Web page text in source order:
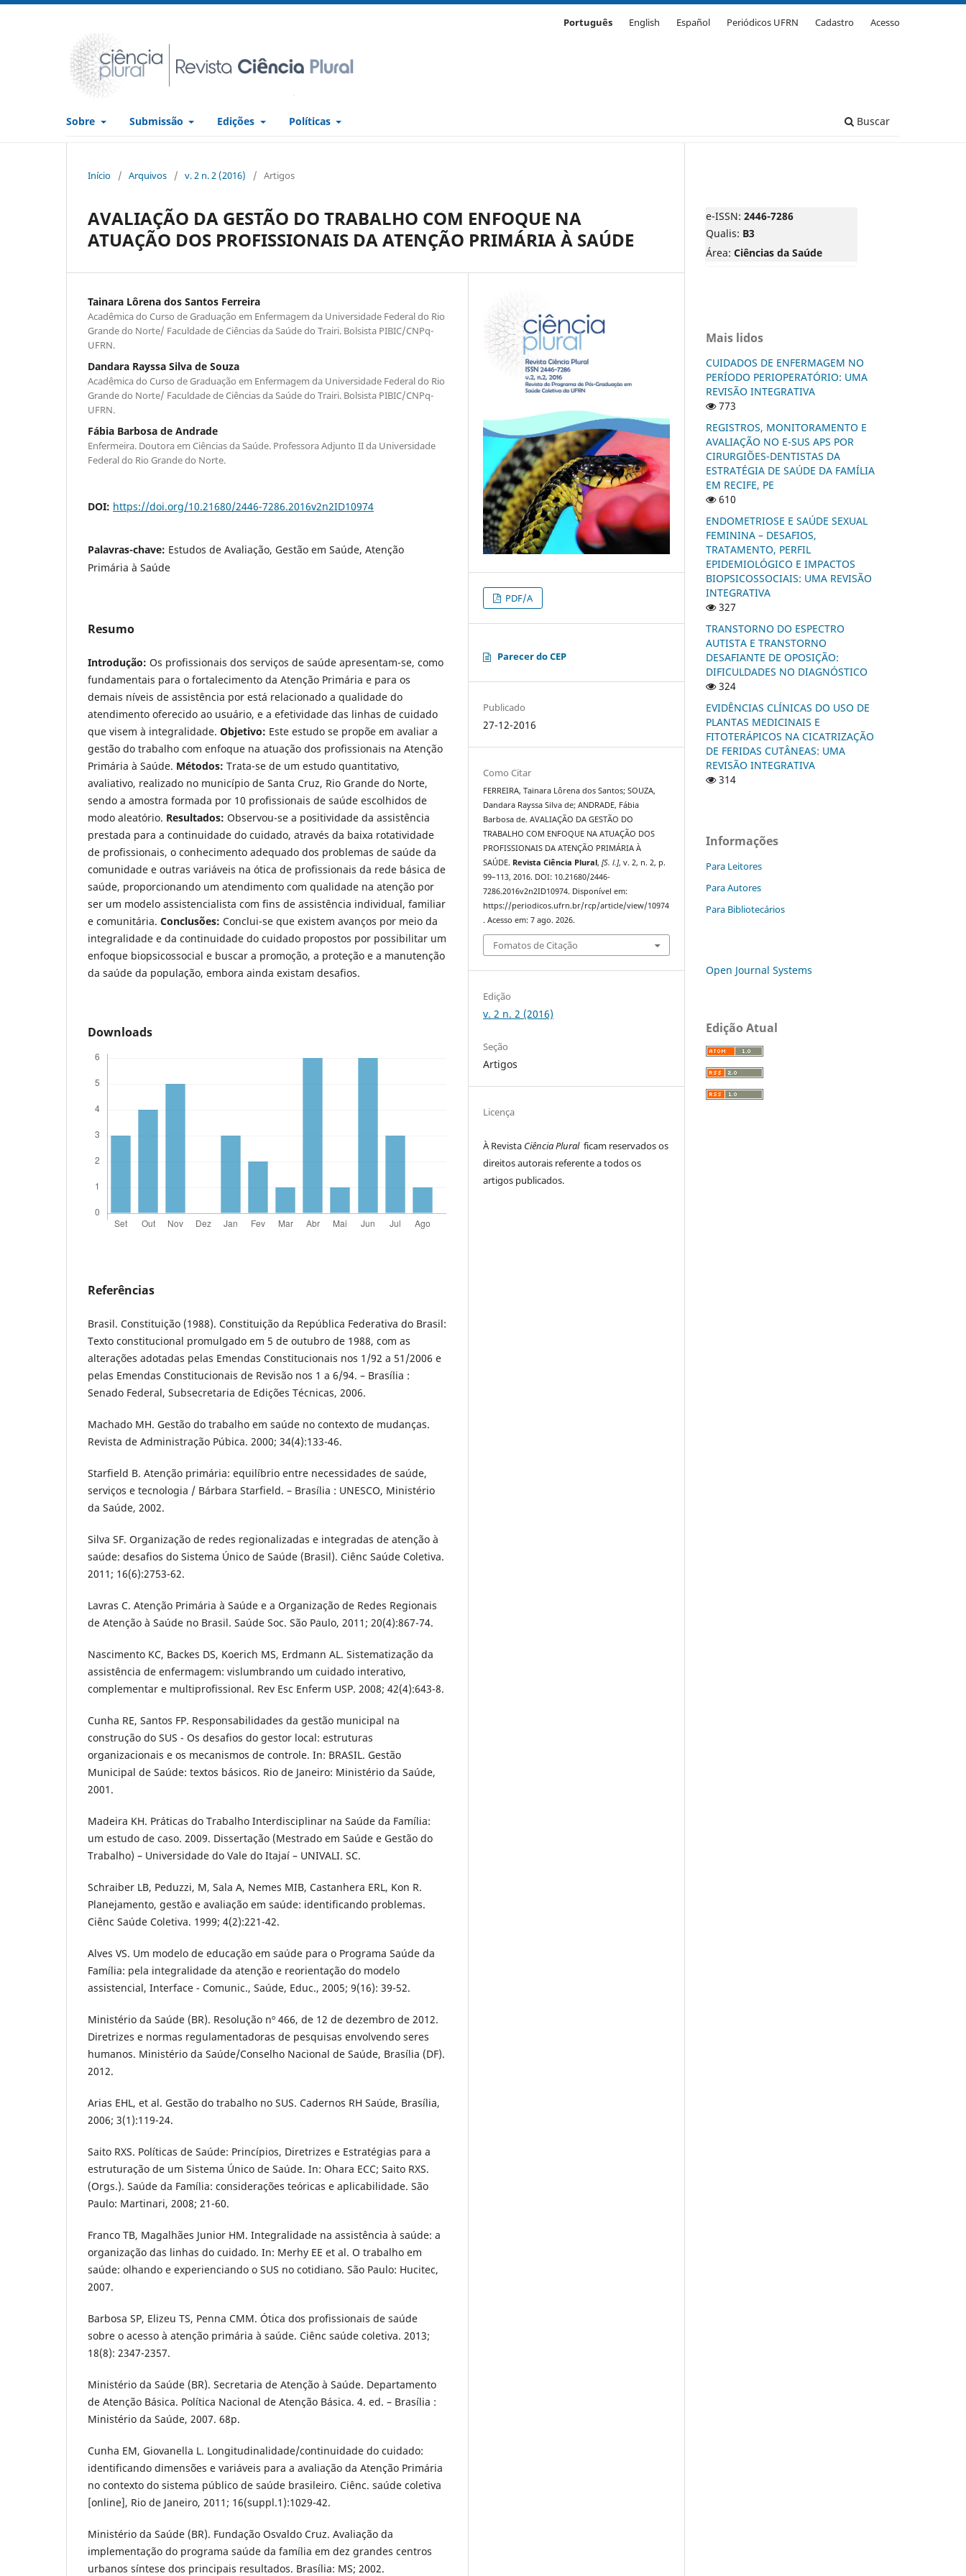
Sobre Submissão Edições Políticas Buscar
Português English Español Periódicos UFRN Cadastro Acesso
Início / Arquivos / v. 2 n. 2 (2016) / Artigos
AVALIAÇÃO DA GESTÃO DO TRABALHO COM ENFOQUE NA
ATUAÇÃO DOS PROFISSIONAIS DA ATENÇÃO PRIMÁRIA À SAÚDE
Tainara Lôrena dos Santos Ferreira
Acadêmica do Curso de Graduação em Enfermagem da Universidade Federal do Rio
Grande do Norte/ Faculdade de Ciências da Saúde do Trairi. Bolsista PIBIC/CNPq-
UFRN.
Dandara Rayssa Silva de Souza
Acadêmica do Curso de Graduação em Enfermagem da Universidade Federal do Rio
Grande do Norte/ Faculdade de Ciências da Saúde do Trairi. Bolsista PIBIC/CNPq-
UFRN.
Fábia Barbosa de Andrade
Enfermeira. Doutora em Ciências da Saúde. Professora Adjunto II da Universidade
Federal do Rio Grande do Norte.
DOI: https://doi.org/10.21680/2446-7286.2016v2n2ID10974
Palavras-chave: Estudos de Avaliação, Gestão em Saúde, Atenção
Primária à Saúde
Resumo
Introdução: Os profissionais dos serviços de saúde apresentam-se, como
fundamentais para o fortalecimento da Atenção Primária e para os
demais níveis de assistência por está relacionado a qualidade do
atendimento oferecido ao usuário, e a efetividade das linhas de cuidado
que visem à integralidade. Objetivo: Este estudo se propõe em avaliar a
gestão do trabalho com enfoque na atuação dos profissionais na Atenção
Primária à Saúde. Métodos: Trata-se de um estudo quantitativo,
avaliativo, realizado no município de Santa Cruz, Rio Grande do Norte,
sendo a amostra formada por 10 profissionais de saúde escolhidos de
modo aleatório. Resultados: Observou-se a positividade da assistência
prestada para a continuidade do cuidado, através da baixa rotatividade
de profissionais, o conhecimento adequado dos problemas de saúde da
comunidade e outras variáveis na ótica de profissionais da rede básica de
saúde, proporcionando um atendimento com qualidade na atenção por
ser um modelo assistencialista com fins de assistência individual, familiar
e comunitária. Conclusões: Conclui-se que existem avanços por meio da
integralidade e da continuidade do cuidado propostos por possibilitar um
enfoque biopsicossocial e buscar a promoção, a proteção e a manutenção
da saúde da população, embora ainda existam desafios.
Downloads
Referências
Brasil. Constituição (1988). Constituição da República Federativa do Brasil:
Texto constitucional promulgado em 5 de outubro de 1988, com as
alterações adotadas pelas Emendas Constitucionais nos 1/92 a 51/2006 e
pelas Emendas Constitucionais de Revisão nos 1 a 6/94. – Brasília :
Senado Federal, Subsecretaria de Edições Técnicas, 2006.
Machado MH. Gestão do trabalho em saúde no contexto de mudanças.
Revista de Administração Púbica. 2000; 34(4):133-46.
Starfield B. Atenção primária: equilíbrio entre necessidades de saúde,
serviços e tecnologia / Bárbara Starfield. – Brasília : UNESCO, Ministério
da Saúde, 2002.
Silva SF. Organização de redes regionalizadas e integradas de atenção à
saúde: desafios do Sistema Único de Saúde (Brasil). Ciênc Saúde Coletiva.
2011; 16(6):2753-62.
Lavras C. Atenção Primária à Saúde e a Organização de Redes Regionais
de Atenção à Saúde no Brasil. Saúde Soc. São Paulo, 2011; 20(4):867-74.
Nascimento KC, Backes DS, Koerich MS, Erdmann AL. Sistematização da
assistência de enfermagem: vislumbrando um cuidado interativo,
complementar e multiprofissional. Rev Esc Enferm USP. 2008; 42(4):643-8.
Cunha RE, Santos FP. Responsabilidades da gestão municipal na
construção do SUS - Os desafios do gestor local: estruturas
organizacionais e os mecanismos de controle. In: BRASIL. Gestão
Municipal de Saúde: textos básicos. Rio de Janeiro: Ministério da Saúde,
2001.
Madeira KH. Práticas do Trabalho Interdisciplinar na Saúde da Família:
um estudo de caso. 2009. Dissertação (Mestrado em Saúde e Gestão do
Trabalho) – Universidade do Vale do Itajaí – UNIVALI. SC.
Schraiber LB, Peduzzi, M, Sala A, Nemes MIB, Castanhera ERL, Kon R.
Planejamento, gestão e avaliação em saúde: identificando problemas.
Ciênc Saúde Coletiva. 1999; 4(2):221-42.
Alves VS. Um modelo de educação em saúde para o Programa Saúde da
Família: pela integralidade da atenção e reorientação do modelo
assistencial, Interface - Comunic., Saúde, Educ., 2005; 9(16): 39-52.
Ministério da Saúde (BR). Resolução nº 466, de 12 de dezembro de 2012.
Diretrizes e normas regulamentadoras de pesquisas envolvendo seres
humanos. Ministério da Saúde/Conselho Nacional de Saúde, Brasília (DF).
2012.
Arias EHL, et al. Gestão do trabalho no SUS. Cadernos RH Saúde, Brasília,
2006; 3(1):119-24.
Saito RXS. Políticas de Saúde: Princípios, Diretrizes e Estratégias para a
estruturação de um Sistema Único de Saúde. In: Ohara ECC; Saito RXS.
(Orgs.). Saúde da Família: considerações teóricas e aplicabilidade. São
Paulo: Martinari, 2008; 21-60.
Franco TB, Magalhães Junior HM. Integralidade na assistência à saúde: a
organização das linhas do cuidado. In: Merhy EE et al. O trabalho em
saúde: olhando e experienciando o SUS no cotidiano. São Paulo: Hucitec,
2007.
Barbosa SP, Elizeu TS, Penna CMM. Ótica dos profissionais de saúde
sobre o acesso à atenção primária à saúde. Ciênc saúde coletiva. 2013;
18(8): 2347-2357.
Ministério da Saúde (BR). Secretaria de Atenção à Saúde. Departamento
de Atenção Básica. Política Nacional de Atenção Básica. 4. ed. – Brasília :
Ministério da Saúde, 2007. 68p.
Cunha EM, Giovanella L. Longitudinalidade/continuidade do cuidado:
identificando dimensões e variáveis para a avaliação da Atenção Primária
no contexto do sistema público de saúde brasileiro. Ciênc. saúde coletiva
[online], Rio de Janeiro, 2011; 16(suppl.1):1029-42.
Ministério da Saúde (BR). Fundação Osvaldo Cruz. Avaliação da
implementação do programa saúde da família em dez grandes centros
urbanos síntese dos principais resultados. Brasília: MS; 2002.
PDF/A
Parecer do CEP
Publicado
27-12-2016
Como Citar
FERREIRA, Tainara Lôrena dos Santos; SOUZA,
Dandara Rayssa Silva de; ANDRADE, Fábia
Barbosa de. AVALIAÇÃO DA GESTÃO DO
TRABALHO COM ENFOQUE NA ATUAÇÃO DOS
PROFISSIONAIS DA ATENÇÃO PRIMÁRIA À
SAÚDE. Revista Ciência Plural,[S. l.], v. 2, n. 2, p.
99–113, 2016. DOI: 10.21680/2446-
7286.2016v2n2ID10974. Disponível em:
https://periodicos.ufrn.br/rcp/article/view/10974
. Acesso em: 7 ago. 2026.
Fomatos de Citação
Edição
v. 2 n. 2 (2016)
Seção
Artigos
Licença
À Revista Ciência Pluralficam reservados os
direitos autorais referente a todos os
artigos publicados.
e-ISSN: 2446-7286
Qualis: B3
Área: Ciências da Saúde
Mais lidos
CUIDADOS DE ENFERMAGEM NO
PERÍODO PERIOPERATÓRIO: UMA
REVISÃO INTEGRATIVA
773
REGISTROS, MONITORAMENTO E
AVALIAÇÃO NO E-SUS APS POR
CIRURGIÕES-DENTISTAS DA
ESTRATÉGIA DE SAÚDE DA FAMÍLIA
EM RECIFE, PE
610
ENDOMETRIOSE E SAÚDE SEXUAL
FEMININA – DESAFIOS,
TRATAMENTO, PERFIL
EPIDEMIOLÓGICO E IMPACTOS
BIOPSICOSSOCIAIS: UMA REVISÃO
INTEGRATIVA
327
TRANSTORNO DO ESPECTRO
AUTISTA E TRANSTORNO
DESAFIANTE DE OPOSIÇÃO:
DIFICULDADES NO DIAGNÓSTICO
324
EVIDÊNCIAS CLÍNICAS DO USO DE
PLANTAS MEDICINAIS E
FITOTERÁPICOS NA CICATRIZAÇÃO
DE FERIDAS CUTÂNEAS: UMA
REVISÃO INTEGRATIVA
314
Informações
Para Leitores
Para Autores
Para Bibliotecários
Open Journal Systems
Edição Atual